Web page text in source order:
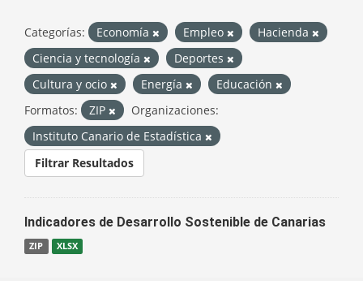
Categorías: Economía Empleo
Hacienda
Ciencia y tecnología
Deportes
Cultura y ocio
Energía
Educación
Formatos:
ZIP
Organizaciones:
Instituto Canario de Estadística
Filtrar Resultados
Indicadores de Desarrollo Sostenible de Canarias
ZIP XLSX